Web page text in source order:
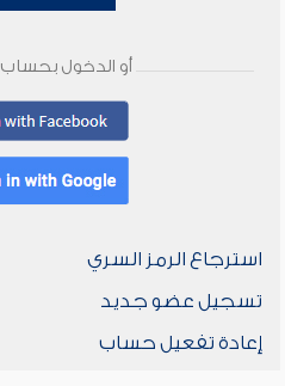
أو الدخول بحساب
استرجاع الرمز السري
تسجيل عضو جديد
إعادة تفعيل حساب